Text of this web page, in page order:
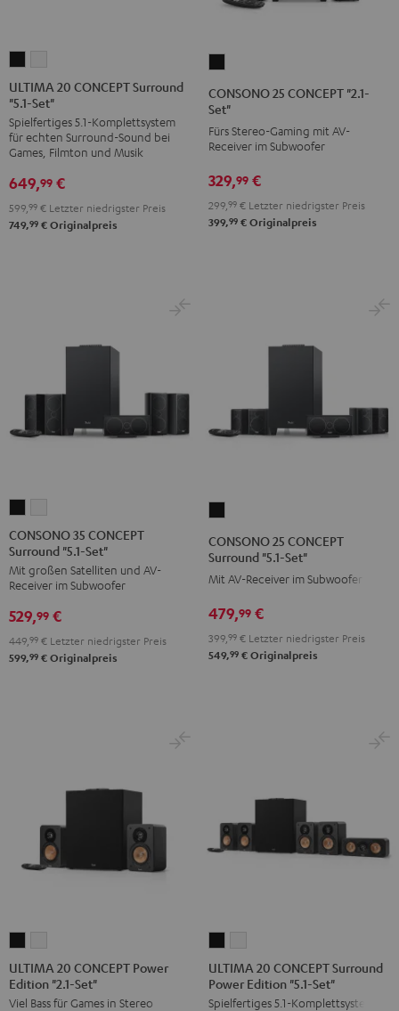
20
CONCEPT
Surround
"5.1-
Schwarz
20
CONCEPT
Surround
"5.1-
Weiß
ULTIMA 20 CONCEPT Surround
"5.1-Set"
Spielfertiges 5.1-Komplettsystem
für echten Surround-Sound bei
Games, Filmton und Musik
649,99 €
599, 99 € Letzter niedrigster Preis
749,99 € Originalpreis
CONCEPT
"2.1-
Set"
CONSONO 25 CONCEPT "2.1-
Set"
Fürs Stereo-Gaming mit AV-
Receiver im Subwoofer
329,99 €
299, 99 € Letzter niedrigster Preis
399,99 € Originalpreis
35
CONCEPT
Surround
"5.1-
Set"
Schwarz
35
CONCEPT
Surround
"5.1-
Set"
Weiß
CONSONO 35 CONCEPT
Surround "5.1-Set"
Mit großen Satelliten und AV-
Receiver im Subwoofer
529,99 €
449, 99 € Letzter niedrigster Preis
599,99 € Originalpreis
CONCEPT
Surround
Set"
Schwarz
CONSONO 25 CONCEPT
Surround "5.1-Set"
Mit AV-Receiver im Subwoofer
479,99 €
399, 99 € Letzter niedrigster Preis
549,99 € Originalpreis
20
CONCEPT
Power
20
CONCEPT
Power
ULTIMA 20 CONCEPT Power
Edition "2.1-Set"
Viel Bass für Games in Stereo
20
CONCEPT
Surround
20
CONCEPT
Surround
ULTIMA 20 CONCEPT Surround
Power Edition "5.1-Set"
Spielfertiges 5.1-Komplettsystem